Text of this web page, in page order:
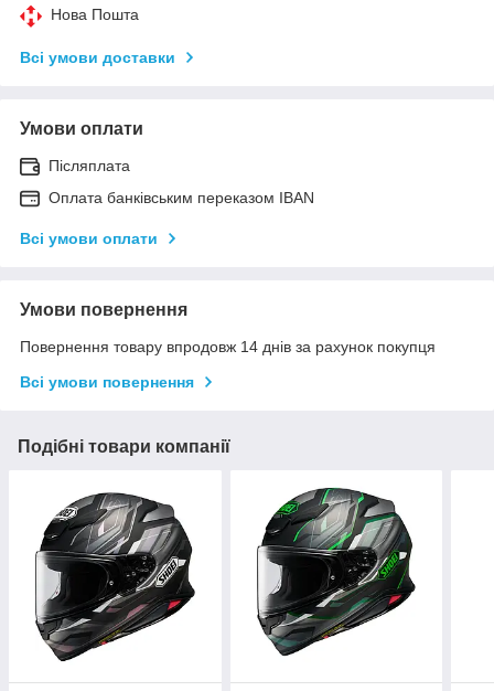
Нова Пошта
Всі умови доставки
Умови оплати
Післяплата
Оплата банківським переказом IBAN
Всі умови оплати
Умови повернення
Повернення товару впродовж 14 днів за рахунок покупця
Всі умови повернення
Подібні товари компанії